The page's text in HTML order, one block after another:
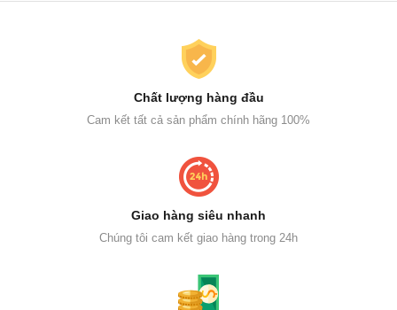
Chất lượng hàng đầu
Cam kết tất cả sản phẩm chính hãng 100%
Giao hàng siêu nhanh
Chúng tôi cam kết giao hàng trong 24h